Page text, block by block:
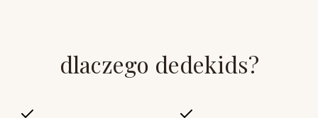
dlaczego dedekids?